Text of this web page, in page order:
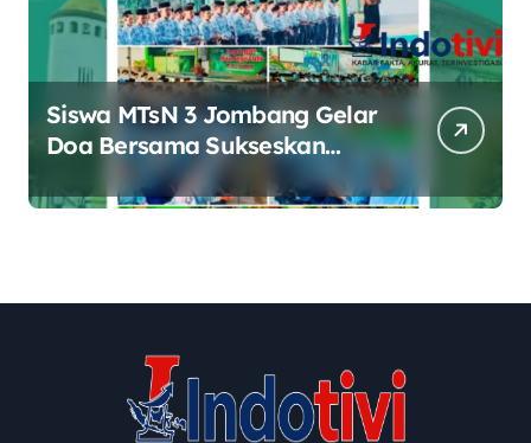
Siswa MTsN 3 Jombang Gelar
Doa Bersama Sukseskan
Muktamar ke-35 NU di
Tambakberas